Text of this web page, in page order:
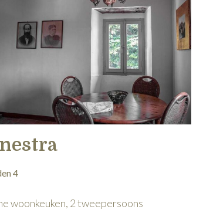
4
woonkeuken, 2 tweepersoons